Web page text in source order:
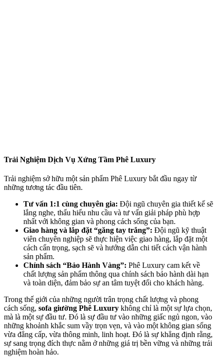
Trải Nghiệm Dịch Vụ Xứng Tầm Phê Luxury
Trải nghiệm sở hữu một sản phẩm Phê Luxury bắt đầu ngay từ
những tương tác đầu tiên.
Tư vấn 1:1 cùng chuyên gia: Đội ngũ chuyên gia thiết kế sẽ
lắng nghe, thấu hiểu nhu cầu và tư vấn giải pháp phù hợp
nhất với không gian và phong cách sống của bạn.
Giao hàng và lắp đặt “găng tay trắng”: Đội ngũ kỹ thuật
viên chuyên nghiệp sẽ thực hiện việc giao hàng, lắp đặt một
cách cẩn trọng, sạch sẽ và hướng dẫn chi tiết cách vận hành
sản phẩm.
Chính sách “Bảo Hành Vàng”: Phê Luxury cam kết về
chất lượng sản phẩm thông qua chính sách bảo hành dài hạn
và toàn diện, đảm bảo sự an tâm tuyệt đối cho khách hàng.
Trong thế giới của những người trân trọng chất lượng và phong
cách sống, sofa giường Phê Luxury không chỉ là một sự lựa chọn,
mà là một sự đầu tư. Đó là sự đầu tư vào những giấc ngủ ngon, vào
những khoảnh khắc sum vầy trọn vẹn, và vào một không gian sống
vừa đẳng cấp, vừa thông minh, linh hoạt. Đó là sự khẳng định rằng,
sự sang trọng đích thực nằm ở những giá trị bền vững và những trải
nghiệm hoàn hảo.